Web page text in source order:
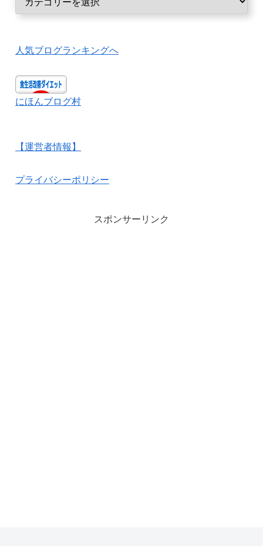
人気ブログランキングへ
にほんブログ村
【運営者情報】
プライバシーポリシー
スポンサーリンク